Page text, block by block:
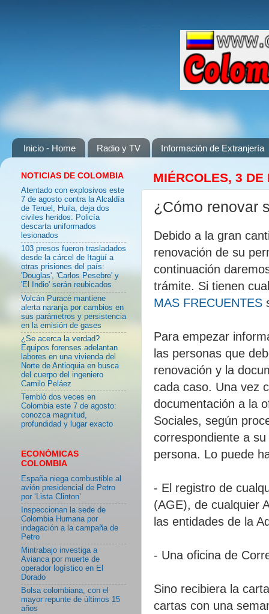
Inicio - Home Radio y TV Información de Extranjería
MIÉRCOLES, 3 DE
¿Cómo renovar
Debido a la gran
renovación de su
continuación
trámite. Si tienen
MAS FRECUENTES
Para empezar
las personas que
renovación y la
cada caso. Una vez
documentación a la
Sociales, según
correspondiente a
persona. Lo puede
- El registro de
(AGE), de cualquier
las entidades de la
- Una oficina de
Sino recibiera la
cartas con una
NOTICIAS DE COLOMBIA
Atentado con explosivos este
7 de agosto contra la Alcaldía
de Teruel, Huila, deja dos
civiles heridos: Policía
descarta uniformados
lesionados
103 presos fueron trasladados
desde la cárcel de Itagüí a
otras prisiones del país:
'Douglas', 'Carlos Pesebre' y
'El Indio' serán reubicados
Volcán Puracé mantiene
alerta naranja por cambios en
sus parámetros y persistencia
en la emisión de gases
¿Se acerca la verdad?
Equipos forenses adelantan
labores en una vivienda del
Norte de Antioquia en busca
del cuerpo del ingeniero
Camilo Peláez
Tembló dos veces en
Colombia este 7 de agosto:
conozca magnitud,
profundidad y lugar exacto
ECONÓMICAS
COLOMBIA
España niega combustible al
avión presidencial de Petro
por ‘Lista Clinton’
Inspeccionan la sede de
Colombia Humana por
indagación a la campaña de
Petro
Mintrabajo investiga a
Avianca por muerte de
operador logístico en El
Dorado
Bolsa colombiana, con el
mayor repunte de últimos 15
años